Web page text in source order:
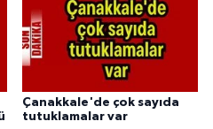
Çanakkale'de çok sayıda
tutuklamalar var